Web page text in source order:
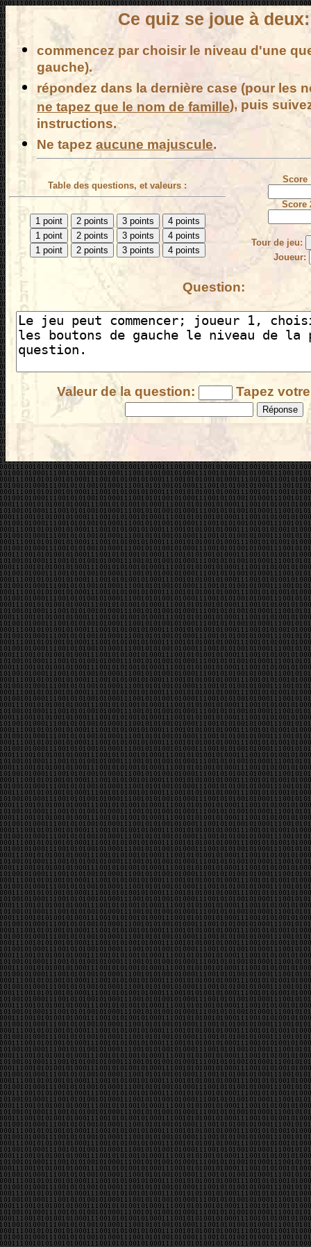
Ce quiz se joue à deux:
commencez par choisir le niveau d'une
gauche).
répondez dans la dernière case (pour les
ne tapez que le nom de famille), puis
instructions.
Ne tapez aucune majuscule.
Table des questions, et valeurs :
Score
Tour de jeu:
Joueur:
Question:
Valeur de la question: Tapez